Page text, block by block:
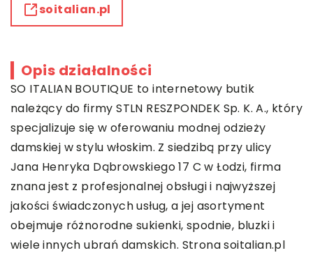
soitalian.pl
Opis działalności
SO ITALIAN BOUTIQUE to internetowy butik
należący do firmy STLN RESZPONDEK Sp. K. A., który
specjalizuje się w oferowaniu modnej odzieży
damskiej w stylu włoskim. Z siedzibą przy ulicy
Jana Henryka Dąbrowskiego 17 C w Łodzi, firma
znana jest z profesjonalnej obsługi i najwyższej
jakości świadczonych usług, a jej asortyment
obejmuje różnorodne sukienki, spodnie, bluzki i
wiele innych ubrań damskich. Strona soitalian.pl